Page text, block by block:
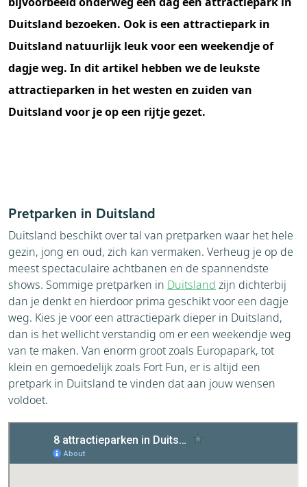
Duitsland bezoeken. Ook is een attractiepark in
Duitsland natuurlijk leuk voor een weekendje of
dagje weg. In dit artikel hebben we de leukste
attractieparken in het westen en zuiden van
Duitsland voor je op een rijtje gezet.
Pretparken in Duitsland
Duitsland beschikt over tal van pretparken waar het hele
gezin, jong en oud, zich kan vermaken. Verheug je op de
meest spectaculaire achtbanen en de spannendste
shows. Sommige pretparken in Duitsland zijn dichterbij
dan je denkt en hierdoor prima geschikt voor een dagje
weg. Kies je voor een attractiepark dieper in Duitsland,
dan is het wellicht verstandig om er een weekendje weg
van te maken. Van enorm groot zoals Europapark, tot
klein en gemoedelijk zoals Fort Fun, er is altijd een
pretpark in Duitsland te vinden dat aan jouw wensen
voldoet.